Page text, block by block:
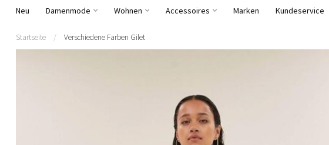
Neu Damenmode Wohnen Accessoires Marken Kundeservice
Startseite / Verschiedene Farben Gilet